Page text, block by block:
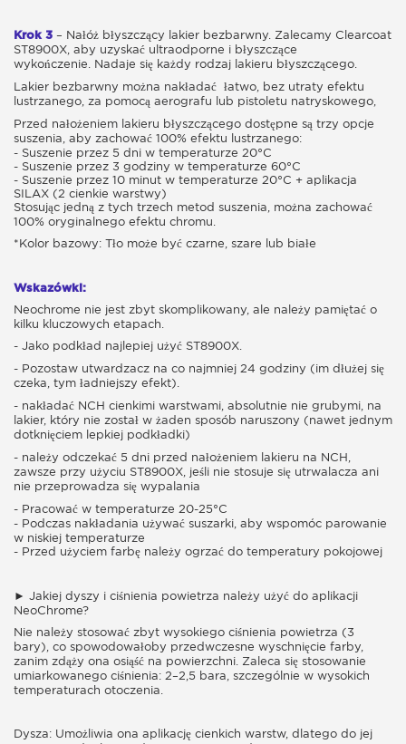
Krok 3 – Nałóż błyszczący lakier bezbarwny. Zalecamy Clearcoat
ST8900X, aby uzyskać ultraodporne i błyszczące
wykończenie. Nadaje się każdy rodzaj lakieru błyszczącego.
Lakier bezbarwny można nakładać łatwo, bez utraty efektu
lustrzanego, za pomocą aerografu lub pistoletu natryskowego,
Przed nałożeniem lakieru błyszczącego dostępne są trzy opcje
suszenia, aby zachować 100% efektu lustrzanego:
- Suszenie przez 5 dni w temperaturze 20°C
- Suszenie przez 3 godziny w temperaturze 60°C
- Suszenie przez 10 minut w temperaturze 20°C + aplikacja
SILAX (2 cienkie warstwy)
Stosując jedną z tych trzech metod suszenia, można zachować
100% oryginalnego efektu chromu.
*Kolor bazowy: Tło może być czarne, szare lub białe
Wskazówki:
Neochrome nie jest zbyt skomplikowany, ale należy pamiętać o
kilku kluczowych etapach.
- Jako podkład najlepiej użyć ST8900X.
- Pozostaw utwardzacz na co najmniej 24 godziny (im dłużej się
czeka, tym ładniejszy efekt).
- nakładać NCH cienkimi warstwami, absolutnie nie grubymi, na
lakier, który nie został w żaden sposób naruszony (nawet jednym
dotknięciem lepkiej podkładki)
- należy odczekać 5 dni przed nałożeniem lakieru na NCH,
zawsze przy użyciu ST8900X, jeśli nie stosuje się utrwalacza ani
nie przeprowadza się wypalania
- Pracować w temperaturze 20-25°C
- Podczas nakładania używać suszarki, aby wspomóc parowanie
w niskiej temperaturze
- Przed użyciem farbę należy ogrzać do temperatury pokojowej
► Jakiej dyszy i ciśnienia powietrza należy użyć do aplikacji
NeoChrome?
Nie należy stosować zbyt wysokiego ciśnienia powietrza (3
bary), co spowodowałoby przedwczesne wyschnięcie farby,
zanim zdąży ona osiąść na powierzchni. Zaleca się stosowanie
umiarkowanego ciśnienia: 2–2,5 bara, szczególnie w wysokich
temperaturach otoczenia.
Dysza: Umożliwia ona aplikację cienkich warstw, dlatego do jej